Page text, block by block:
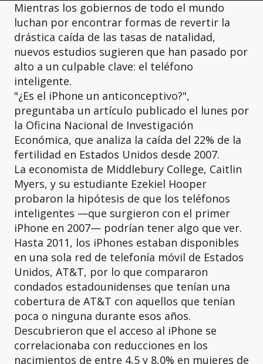
Mientras los gobiernos de todo el mundo
luchan por encontrar formas de revertir la
drástica caída de las tasas de natalidad,
nuevos estudios sugieren que han pasado por
alto a un culpable clave: el teléfono
inteligente.
"¿Es el iPhone un anticonceptivo?",
preguntaba un artículo publicado el lunes por
la Oficina Nacional de Investigación
Económica, que analiza la caída del 22% de la
fertilidad en Estados Unidos desde 2007.
La economista de Middlebury College, Caitlin
Myers, y su estudiante Ezekiel Hooper
probaron la hipótesis de que los teléfonos
inteligentes —que surgieron con el primer
iPhone en 2007— podrían tener algo que ver.
Hasta 2011, los iPhones estaban disponibles
en una sola red de telefonía móvil de Estados
Unidos, AT&T, por lo que compararon
condados estadounidenses que tenían una
cobertura de AT&T con aquellos que tenían
poca o ninguna durante esos años.
Descubrieron que el acceso al iPhone se
correlacionaba con reducciones en los
nacimientos de entre 4,5 y 8,0% en mujeres de